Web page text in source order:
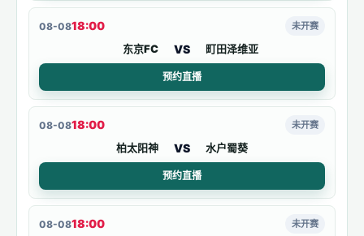
08-0818:00
东京FC VS 町田泽维亚
未开赛
预约直播
08-0818:00
柏太阳神 VS 水户蜀葵
未开赛
预约直播
08-0818:00 未开赛